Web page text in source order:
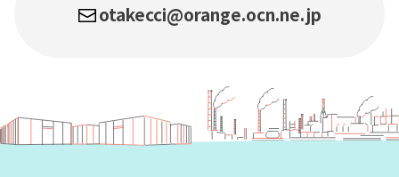
otakecci@orange.ocn.ne.jp